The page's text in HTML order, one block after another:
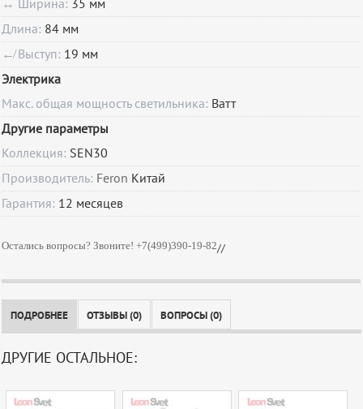
↔ Ширина: 35 мм
Длина: 84 мм
↚ Выступ: 19 мм
Электрика
Макс. общая мощность светильника: Ватт
Другие параметры
Коллекция: SEN30
Производитель: Feron Китай
Гарантия: 12 месяцев
Остались вопросы? Звоните! +7(499)390-19-82//
ПОДРОБНЕЕ ОТЗЫВЫ (0) ВОПРОСЫ (0)
ДРУГИЕ ОСТАЛЬНОЕ: